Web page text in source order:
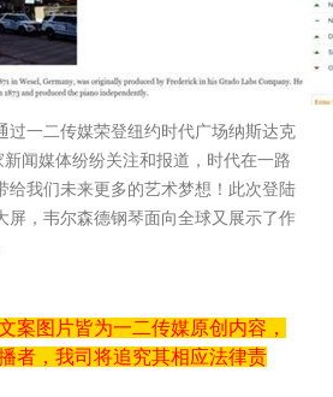
一二传媒荣登纽约时代广场纳斯达克
闻媒体纷纷关注和报道，时代在一路
给我们未来更多的艺术梦想！此次登陆
屏，韦尔森德钢琴面向全球又展示了作
案图片皆为一二传媒原创内容，
者，我司将追究其相应法律责